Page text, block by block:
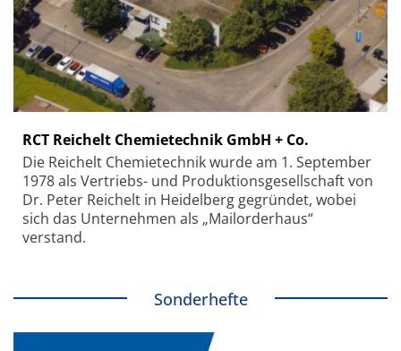
RCT Reichelt Chemietechnik GmbH + Co.
Die Reichelt Chemietechnik wurde am 1. September
1978 als Vertriebs- und Produktionsgesellschaft von
Dr. Peter Reichelt in Heidelberg gegründet, wobei
sich das Unternehmen als „Mailorderhaus“
verstand.
Sonderhefte